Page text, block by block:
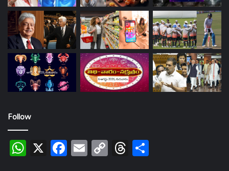
Follow
WhatsApp
X Facebook
EmailCopy
Link
Threads